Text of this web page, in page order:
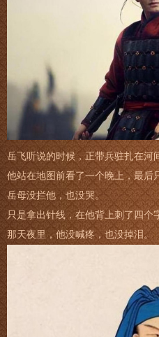
岳飞听说的时候，正带兵驻扎在河
他站在地图前看了一个晚上，最后
岳母没拦他，也没哭。
只是拿出针线，在他背上刺了四
那天夜里，他没喊疼，也没掉泪。